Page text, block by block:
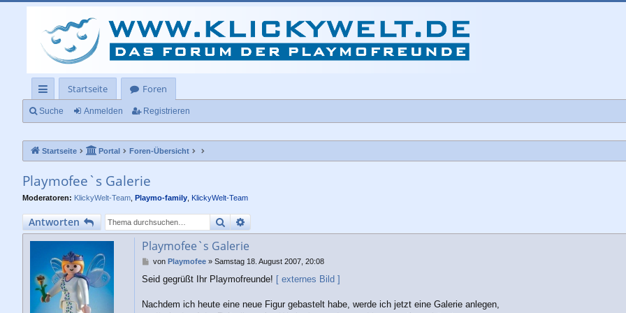
ch
llz
rif
f
Startseite
Foren
Suche Anmelden Registrieren
Startseite Portal Foren-Übersicht
Playmofee`s Galerie
Moderatoren: KlickyWelt-Team Playmo-family KlickyWelt-Team
Antworten SucheErweiterte Suche
Playmofee`s Galerie
B
i
r
von Playmofee» Samstag 18. August 2007, 20:08
Seid gegrüßt Ihr Playmofreunde! [ externes Bild ]
Nachdem ich heute eine neue Figur gebastelt habe, werde ich jetzt eine Galerie anlegen,